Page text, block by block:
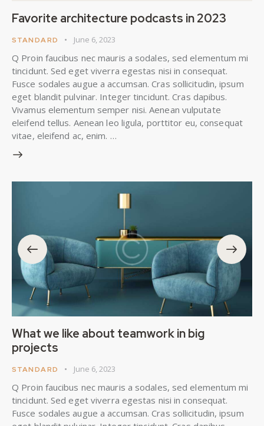
Favorite architecture podcasts in 2023
STANDARD June 6, 2023
Q Proin faucibus nec mauris a sodales, sed elementum mi
tincidunt. Sed eget viverra egestas nisi in consequat.
Fusce sodales augue a accumsan. Cras sollicitudin, ipsum
eget blandit pulvinar. Integer tincidunt. Cras dapibus.
Vivamus elementum semper nisi. Aenean vulputate
eleifend tellus. Aenean leo ligula, porttitor eu, consequat
vitae, eleifend ac, enim. …
What we like about teamwork in big
projects
STANDARD June 6, 2023
Q Proin faucibus nec mauris a sodales, sed elementum mi
tincidunt. Sed eget viverra egestas nisi in consequat.
Fusce sodales augue a accumsan. Cras sollicitudin, ipsum